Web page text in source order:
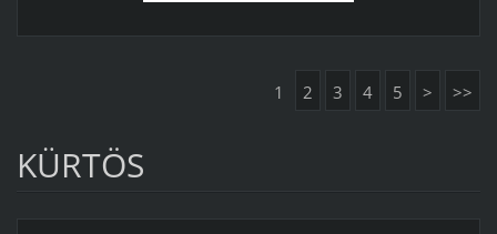
1 2 3 4 5 > >>
KÜRTÖS